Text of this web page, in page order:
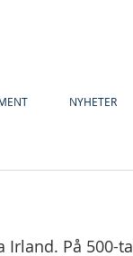
NYHETER
På 500-